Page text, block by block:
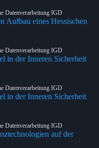
Datenverarbeitung IGD
Aufbau eines Hessischen
Datenverarbeitung IGD
in der Inneren Sicherheit
Datenverarbeitung IGD
in der Inneren Sicherheit
Datenverarbeitung IGD
auf der